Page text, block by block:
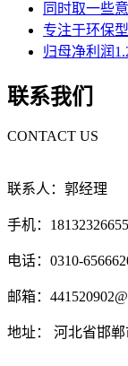
同时取一些
专注于环保
归母净利润
联系我们
CONTACT US
联系人：郭经理
手机：18132326655
电话：0310-
邮箱：
地址： 河北省邯